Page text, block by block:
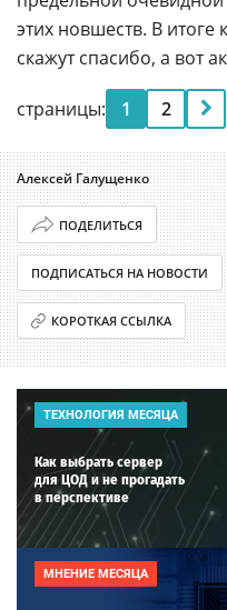
этих новшеств. В
скажут спасибо, а вот
страницы: 1 2
Алексей Галущенко
ПОДЕЛИТЬСЯ
ПОДПИСАТЬСЯ НА НОВОСТИ
КОРОТКАЯ ССЫЛКА
ТЕХНОЛОГИЯ МЕСЯЦА
Как выбрать сервер
для ЦОД и не прогадать
в перспективе
МНЕНИЕ МЕСЯЦА